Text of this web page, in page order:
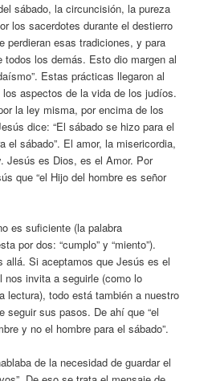
sábado, la circuncisión, la pureza
los sacerdotes durante el destierro
perdieran esas tradiciones, y para
todos los demás. Esto dio margen al
Estas prácticas llegaron al
aspectos de la vida de los judíos.
la ley misma, por encima de los
dice: “El sábado se hizo para el
el sábado”. El amor, la misericordia,
Jesús es Dios, es el Amor. Por
que “el Hijo del hombre es señor
es suficiente (la palabra
por dos: “cumplo” y “miento”).
allá. Si aceptamos que Jesús es el
nos invita a seguirle (como lo
lectura), todo está también a nuestro
seguir sus pasos. De ahí que “el
y no el hombre para el sábado”.
de la necesidad de guardar el